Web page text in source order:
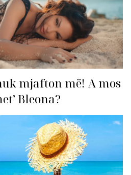
mjafton më! A mos
Bleona?